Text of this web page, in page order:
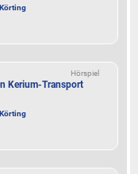
Hörspiel
Kerium-Transport